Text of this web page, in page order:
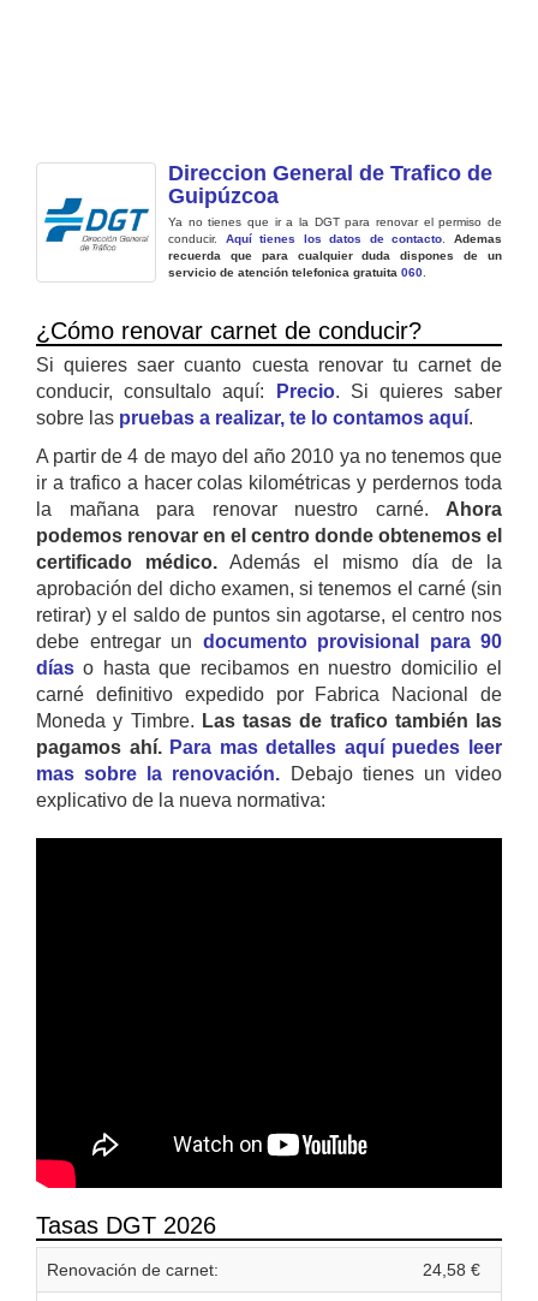
Direccion General de Trafico de
Guipúzcoa
Ya no tienes que ir a la DGT para renovar el permiso de
conducir. Aquí tienes los datos de contacto .Ademas
recuerda que para cualquier duda dispones de un
servicio de atención telefonica gratuita 060
¿Cómo renovar carnet de conducir?
Si quieres saer cuanto cuesta renovar tu carnet de
conducir, consultalo aquí:
Precio. Si quieres saber
sobre las pruebas a realizar, te lo contamos aquí.
A partir de 4 de mayo del año 2010 ya no tenemos que
ir a trafico a hacer colas kilométricas y perdernos toda
la mañana para renovar nuestro carné. Ahora
podemos renovar en el centro donde obtenemos el
certificado médico. Además el mismo día de la
aprobación del dicho examen, si tenemos el carné (sin
retirar) y el saldo de puntos sin agotarse, el centro nos
debe entregar un documento provisional para 90
días o hasta que recibamos en nuestro domicilio el
carné definitivo expedido por Fabrica Nacional de
Moneda y Timbre. Las tasas de trafico también las
pagamos ahí. Para mas detalles aquí puedes leer
mas sobre la renovación. Debajo tienes un video
explicativo de la nueva normativa:
Tasas DGT 2026
Renovación de carnet: 24,58 €